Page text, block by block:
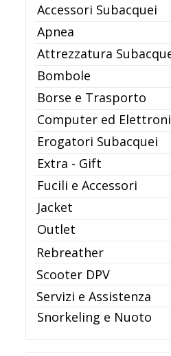
Diving torches
DUI
DUX
Garmin
Gopro
Hollis
K01
Kubi
MEC
NRC
Oceanic
Omer
OMS
Pathos
Ricambi Mares
Sanosub
Scubaforce
Si-tech
Suex
Tusa
Venture
Weefine
Xdeep
Accessori Subacquei
Apnea
Attrezzatura
Bombole
Borse e Trasporto
Computer ed
Erogatori Subacquei
Extra - Gift
Fucili e Accessori
Jacket
Outlet
Rebreather
Scooter DPV
Servizi e Assistenza
Snorkeling e Nuoto